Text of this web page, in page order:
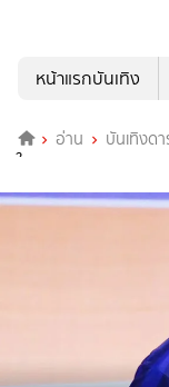
หน้าแรกบันเทิง
อ่าน บันเทิงดา
ในงาน “OLYMPOP